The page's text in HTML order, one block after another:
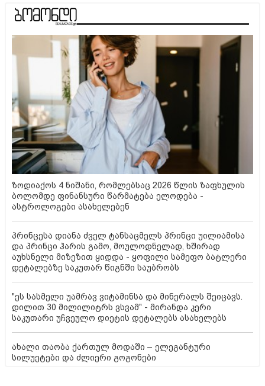
ზოდიაქოს 4 ნიშანი, რომლებსაც 2026 წლის ზაფხულის
ბოლომდე ფინანსური წარმატება ელოდება -
ასტროლოგები ასახელებენ
პრინცესა დიანა ძველ ტანსაცმელს პრინცი უილიამისა
და პრინცი ჰარის გამო, მოულოდნელად, ხშირად
აუხსნელი მიზეზით ყიდდა - ყოფილი სამეფო ბატლერი
დეტალებზე საკუთარ წიგნში საუბრობს
"ეს სასმელი უამრავ ვიტამინსა და მინერალს შეიცავს.
დილით 30 მილილიტრს ვსვამ" - მირანდა კერი
საკუთარი უჩვეულო დიეტის დეტალებს ასახელებს
ახალი თაობა ქართულ მოდაში – ელეგანტური
სილუეტები და ძლიერი გოგონები